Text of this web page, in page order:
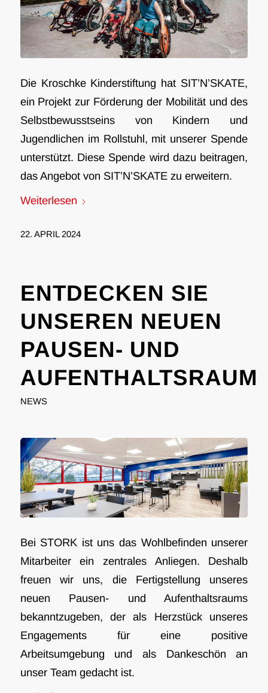
Die Kroschke Kinderstiftung hat SIT’N’SKATE,
ein Projekt zur Förderung der Mobilität und des
Selbstbewusstseins von Kindern und
Jugendlichen im Rollstuhl, mit unserer Spende
unterstützt. Diese Spende wird dazu beitragen,
das Angebot von SIT’N’SKATE zu erweitern.
Weiterlesen
22. APRIL 2024
ENTDECKEN SIE
UNSEREN NEUEN
PAUSEN- UND
AUFENTHALTSRAUM
NEWS
Bei STORK ist uns das Wohlbefinden unserer
Mitarbeiter ein zentrales Anliegen. Deshalb
freuen wir uns, die Fertigstellung unseres
neuen Pausen- und Aufenthaltsraums
bekanntzugeben, der als Herzstück unseres
Engagements für eine positive
Arbeitsumgebung und als Dankeschön an
unser Team gedacht ist.